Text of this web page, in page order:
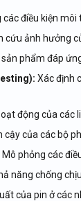
các điều kiện
cứu ảnh hưởng
phẩm đáp
Xác định
động của các
cậy của các bộ
Mô phỏng các
năng chống
của pin ở các